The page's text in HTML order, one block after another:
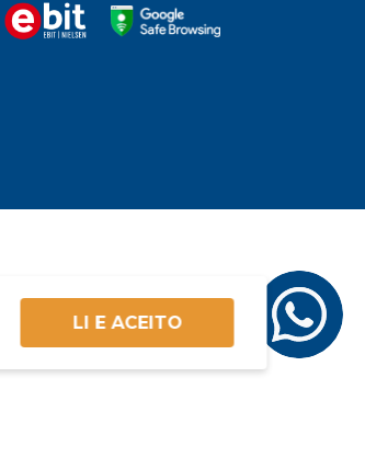
LI E ACEITO